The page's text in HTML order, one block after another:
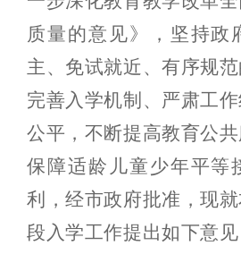
质量的意见》，坚持政
主、免试就近、有序规
完善入学机制、严肃工
公平，不断提高教育公
保障适龄儿童少年平等
利，经市政府批准，现
段入学工作提出如下意